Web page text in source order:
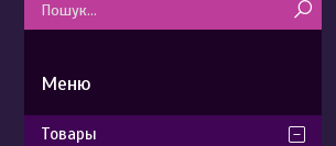
Товары